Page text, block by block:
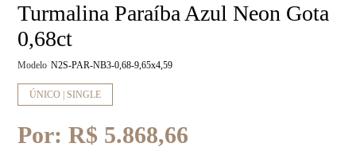
Turmalina Paraíba Azul Neon Gota
0,68ct
Modelo N2S-PAR-NB3-0,68-9,65x4,59
ÚNICO | SINGLE
Por:R$ 5.868,66